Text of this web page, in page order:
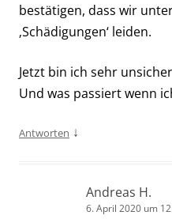
bestätigen, dass wir
‚Schädigungen‘ leiden.
Jetzt bin ich sehr
Und was passiert wenn
Antworten ↓
Andreas H.
6. April 2020 um